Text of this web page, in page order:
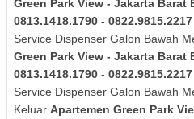
Green Park View - Jakarta Barat
0813.1418.1790 - 0822.9815.2217
Service Dispenser Galon Bawah
Green Park View - Jakarta Barat
0813.1418.1790 - 0822.9815.2217
Service Dispenser Galon Bawah
Keluar Apartemen Green Park